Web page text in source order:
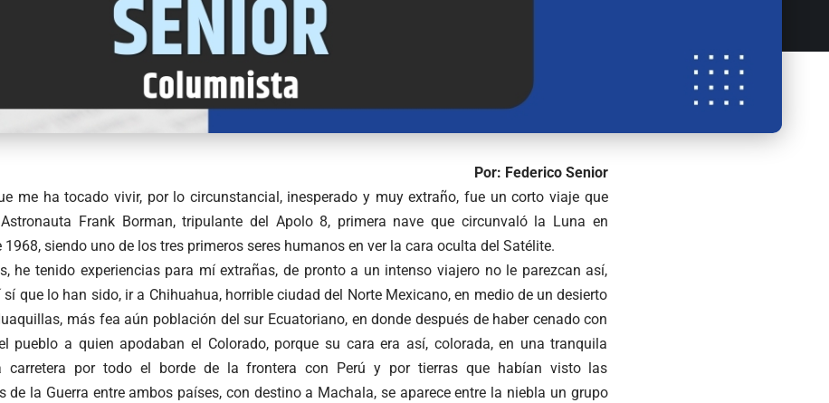
Por: Federico Senior
me ha tocado vivir, por lo circunstancial, inesperado y muy extraño, fue un corto viaje que
Frank Borman, tripulante del Apolo 8, primera nave que circunvaló la Luna en
1968, siendo uno de los tres primeros seres humanos en ver la cara oculta del Satélite.
he tenido experiencias para mí extrañas, de pronto a un intenso viajero no le parezcan así,
sí que lo han sido, ir a Chihuahua, horrible ciudad del Norte Mexicano, en medio de un desierto
más fea aún población del sur Ecuatoriano, en donde después de haber cenado con
pueblo a quien apodaban el Colorado, porque su cara era así, colorada, en una tranquila
carretera por todo el borde de la frontera con Perú y por tierras que habían visto las
de la Guerra entre ambos países, con destino a Machala, se aparece entre la niebla un grupo